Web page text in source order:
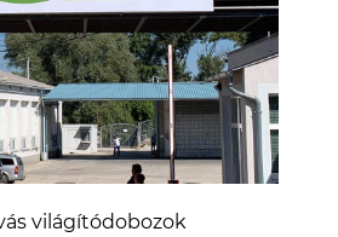
világítódobozok